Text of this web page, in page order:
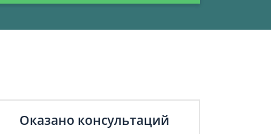
Оказано консультаций